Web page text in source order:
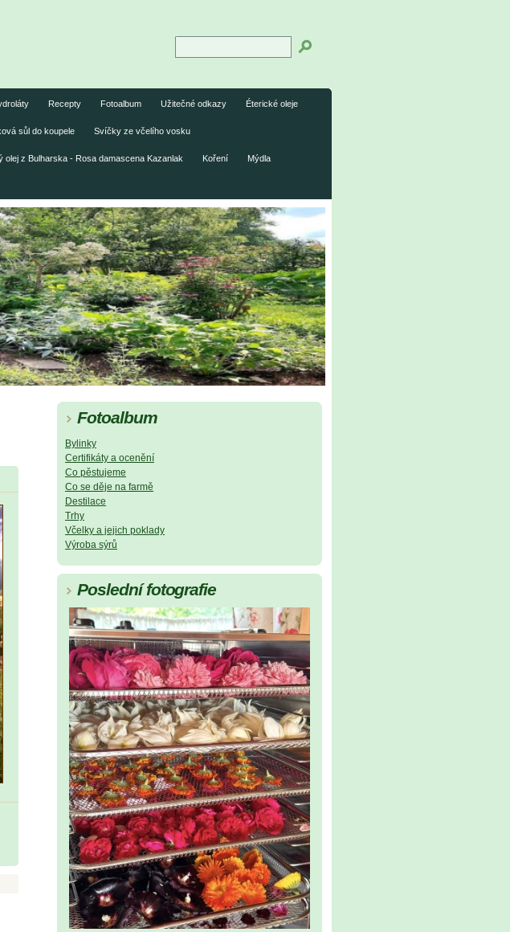
Recepty Fotoalbum Užitečné odkazy Éterické oleje
sůl do koupele Svíčky ze včelího vosku
olej z Bulharska - Rosa damascena Kazanlak Koření Mýdla
Fotoalbum
Bylinky
Certifikáty a ocenění
Co pěstujeme
Co se děje na farmě
Destilace
Trhy
Včelky a jejich poklady
Výroba sýrů
Poslední fotografie